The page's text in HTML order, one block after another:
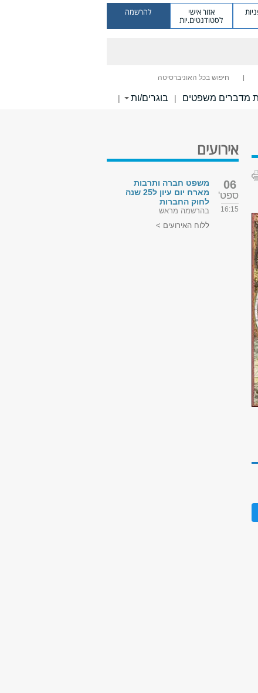
אזור אישי
לסטודנטים.יות
להרשמה
חיפוש בכל האוניברסיטה
מדברים משפטים | בוגרים/ות |
אירועים
06
ספט'
16:15
משפט חברה ותרבות
מארח יום עיון ל25 שנה
לחוק החברות
בהרשמה מראש
ללוח האירועים >